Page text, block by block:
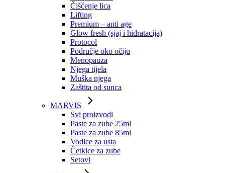
Čišćenje lica
Lifting
Premium – anti age
Glow fresh (sjaj i hidratacija)
Protocol
Područje oko očiju
Menopauza
Njega tijela
Muška njega
Zaštita od sunca
MARVIS
Svi proizvodi
Paste za zube 25ml
Paste za zube 85ml
Vodice za usta
Četkice za zube
Setovi